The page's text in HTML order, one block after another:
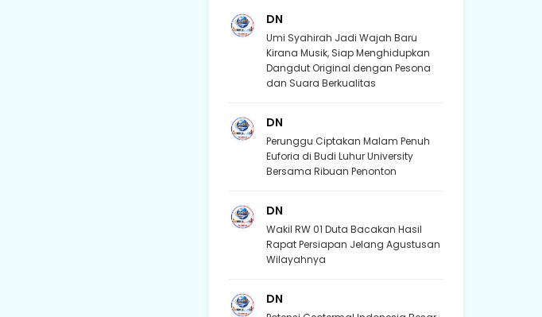
DN
Umi Syahirah Jadi Wajah Baru
Kirana Musik, Siap Menghidupkan
Dangdut Original dengan Pesona
dan Suara Berkualitas
DN
Perunggu Ciptakan Malam Penuh
Euforia di Budi Luhur University
Bersama Ribuan Penonton
DN
Wakil RW 01 Duta Bacakan Hasil
Rapat Persiapan Jelang Agustusan
Wilayahnya
DN